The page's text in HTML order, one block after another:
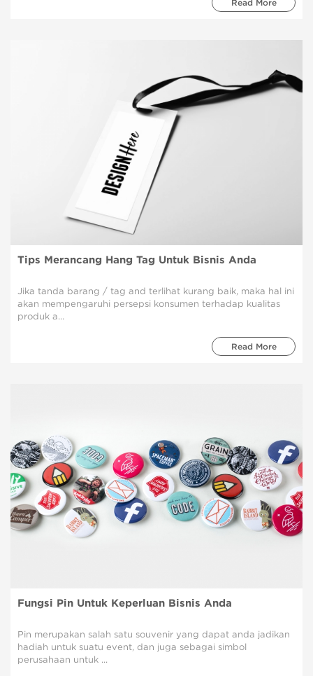
Read More
Tips Merancang Hang Tag Untuk Bisnis Anda
Jika tanda barang / tag and terlihat kurang baik, maka hal ini
akan mempengaruhi persepsi konsumen terhadap kualitas
produk a...
Read More
Fungsi Pin Untuk Keperluan Bisnis Anda
Pin merupakan salah satu souvenir yang dapat anda jadikan
hadiah untuk suatu event, dan juga sebagai simbol
perusahaan untuk ...